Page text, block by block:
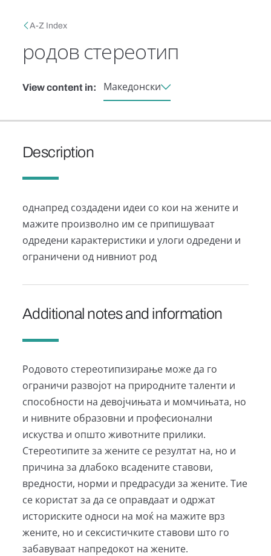
Breadcrumb
A-Z Index
родов стереотип
View content in: Македонски
Description
однапред создадени идеи со кои на жените и
мажите произволно им се припишуваат
одредени карактеристики и улоги одредени и
ограничени од нивниот род
Additional notes and information
Родовото стереотипизирање може да го
ограничи развојот на природните таленти и
способности на девојчињата и момчињата, но
и нивните образовни и професионални
искуства и општо животните прилики.
Стереотипите за жените се резултат на, но и
причина за длабоко всадените ставови,
вредности, норми и предрасуди за жените. Тие
се користат за да се оправдаат и одржат
историските односи на моќ на мажите врз
жените, но и сексистичките ставови што го
забавуваат напредокот на жените.